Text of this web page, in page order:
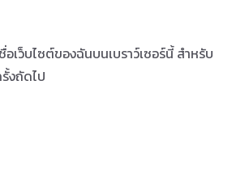
เว็บไซต์ของฉันบนเบราว์เซอร์นี้ สำหรับ
งถัดไป